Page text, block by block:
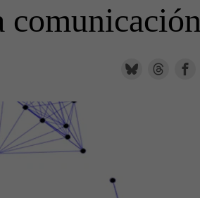
comunicación